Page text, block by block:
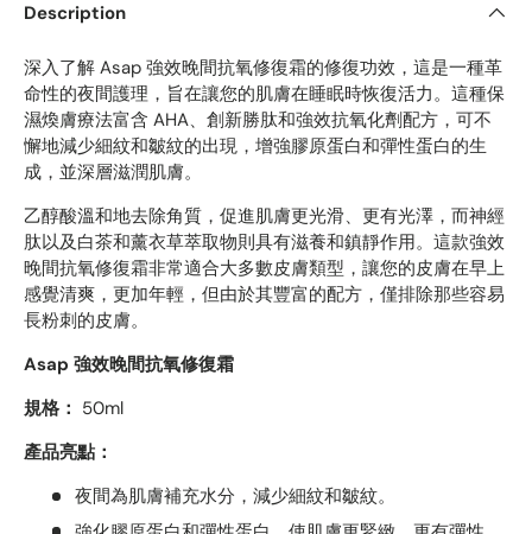
Description
深入了解 Asap 強效晚間抗氧修復霜的修復功效，這是一種革
命性的夜間護理，旨在讓您的肌膚在睡眠時恢復活力。這種保
濕煥膚療法富含 AHA、創新勝肽和強效抗氧化劑配方，可不
懈地減少細紋和皺紋的出現，增強膠原蛋白和彈性蛋白的生
成，並深層滋潤肌膚。
乙醇酸溫和地去除角質，促進肌膚更光滑、更有光澤，而神經
肽以及白茶和薰衣草萃取物則具有滋養和鎮靜作用。這款強效
晚間抗氧修復霜非常適合大多數皮膚類型，讓您的皮膚在早上
感覺清爽，更加年輕，但由於其豐富的配方，僅排除那些容易
長粉刺的皮膚。
Asap 強效晚間抗氧修復霜
規格： 50ml
產品亮點：
夜間為肌膚補充水分，減少細紋和皺紋。